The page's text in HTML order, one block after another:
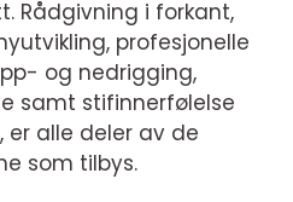
Rådgivning i forkant,
profesjonelle
og nedrigging,
samt stifinnerfølelse
alle deler av de
som tilbys.